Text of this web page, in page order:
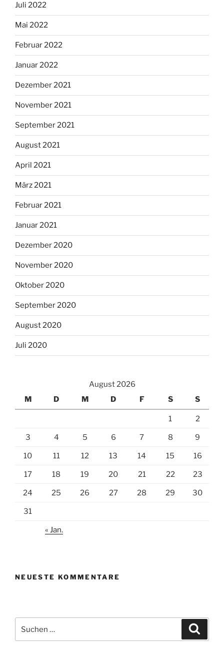
Juli 2022
Mai 2022
Februar 2022
Januar 2022
Dezember 2021
November 2021
September 2021
August 2021
April 2021
März 2021
Februar 2021
Januar 2021
Dezember 2020
November 2020
Oktober 2020
September 2020
August 2020
Juli 2020
August 2026
M
D M D F S S
1 2
3 4 5 6 7 8 9
10 11 12 13 14 15 16
17 18 19 20 21 22 23
24 25 26 27 28 29 30
31
« Jan.
NEUESTE KOMMENTARE
nach: